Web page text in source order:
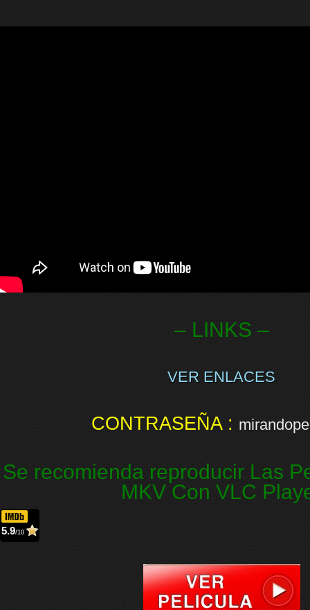
– LINKS –
VER ENLACES
CONTRASEÑA :
Se recomienda reproducir Las
MKV Con VLC
5.9/10